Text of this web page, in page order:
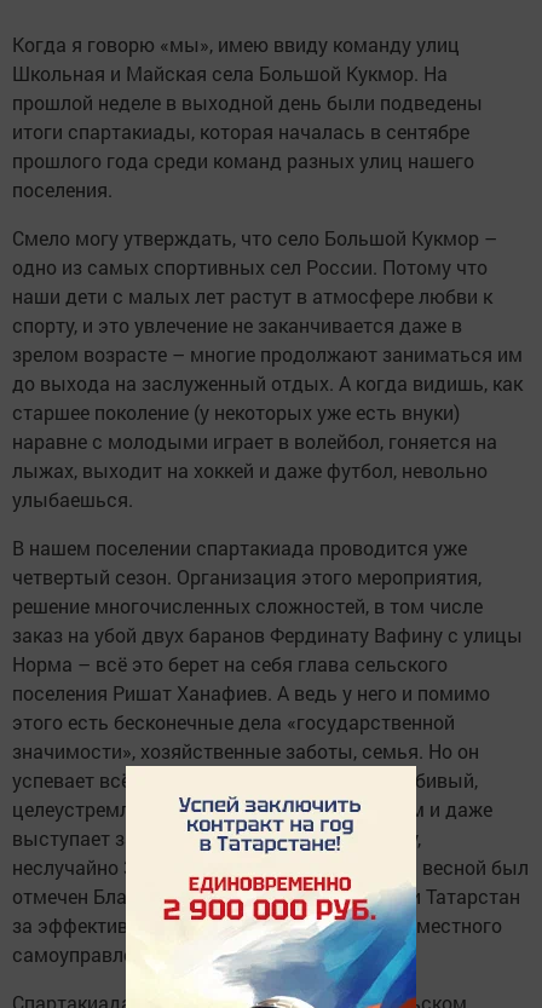
Когда я говорю «мы», имею ввиду команду улиц
Школьная и Майская села Большой Кукмор. На
прошлой неделе в выходной день были подведены
итоги спартакиады, которая началась в сентябре
прошлого года среди команд разных улиц нашего
поселения.
Смело могу утверждать, что село Большой Кукмор –
одно из самых спортивных сел России. Потому что
наши дети с малых лет растут в атмосфере любви к
спорту, и это увлечение не заканчивается даже в
зрелом возрасте – многие продолжают заниматься им
до выхода на заслуженный отдых. А когда видишь, как
старшее поколение (у некоторых уже есть внуки)
наравне с молодыми играет в волейбол, гоняется на
лыжах, выходит на хоккей и даже футбол, невольно
улыбаешься.
В нашем поселении спартакиада проводится уже
четвертый сезон. Организация этого мероприятия,
решение многочисленных сложностей, в том числе
заказ на убой двух баранов Фердинату Вафину с улицы
Норма – всё это берет на себя глава сельского
поселения Ришат Ханафиев. А ведь у него и помимо
этого есть бесконечные дела «государственной
значимости», хозяйственные заботы, семья. Но он
успевает всё. Наш руководитель – трудолюбивый,
целеустремленный, сам увлекается спортом и даже
выступает за команду улицы Тукая. К слову,
неслучайно 38-летний глава поселения этой весной был
отмечен Благодарностью Раиса Республики Татарстан
за эффективную работу и вклад в развитие местного
самоуправления.
Спартакиада стартовала в сентябре на сельском